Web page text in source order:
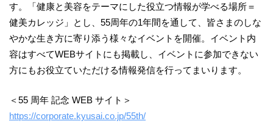
す。「健康と美容をテーマにした役立つ情報が学べる場所＝
健美カレッジ」とし、55周年の1年間を通して、皆さまのしな
やかな生き方に寄り添う様々なイベントを開催。イベント内
容はすべてWEBサイトにも掲載し、イベントに参加できない
方にもお役立ていただける情報発信を行ってまいります。
＜55 周年 記念 WEB サイト＞
https://corporate.kyusai.co.jp/55th/